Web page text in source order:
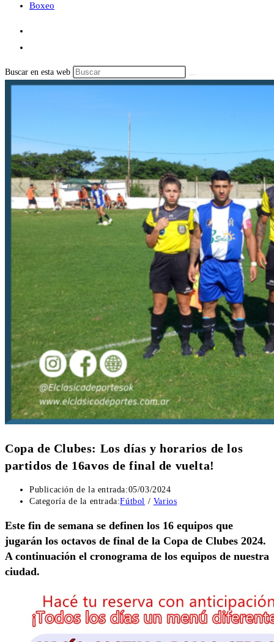
Boxeo
Buscar en esta web
Copa de Clubes: Los días y horarios de los
partidos de 16avos de final de vuelta!
Publicación de la entrada:05/03/2024
Categoría de la entrada:Fútbol / Varios
Este fin de semana se definen los 16 equipos que
jugarán los octavos de final de la Copa de Clubes 2024.
A continuación el cronograma de los equipos de nuestra
ciudad.